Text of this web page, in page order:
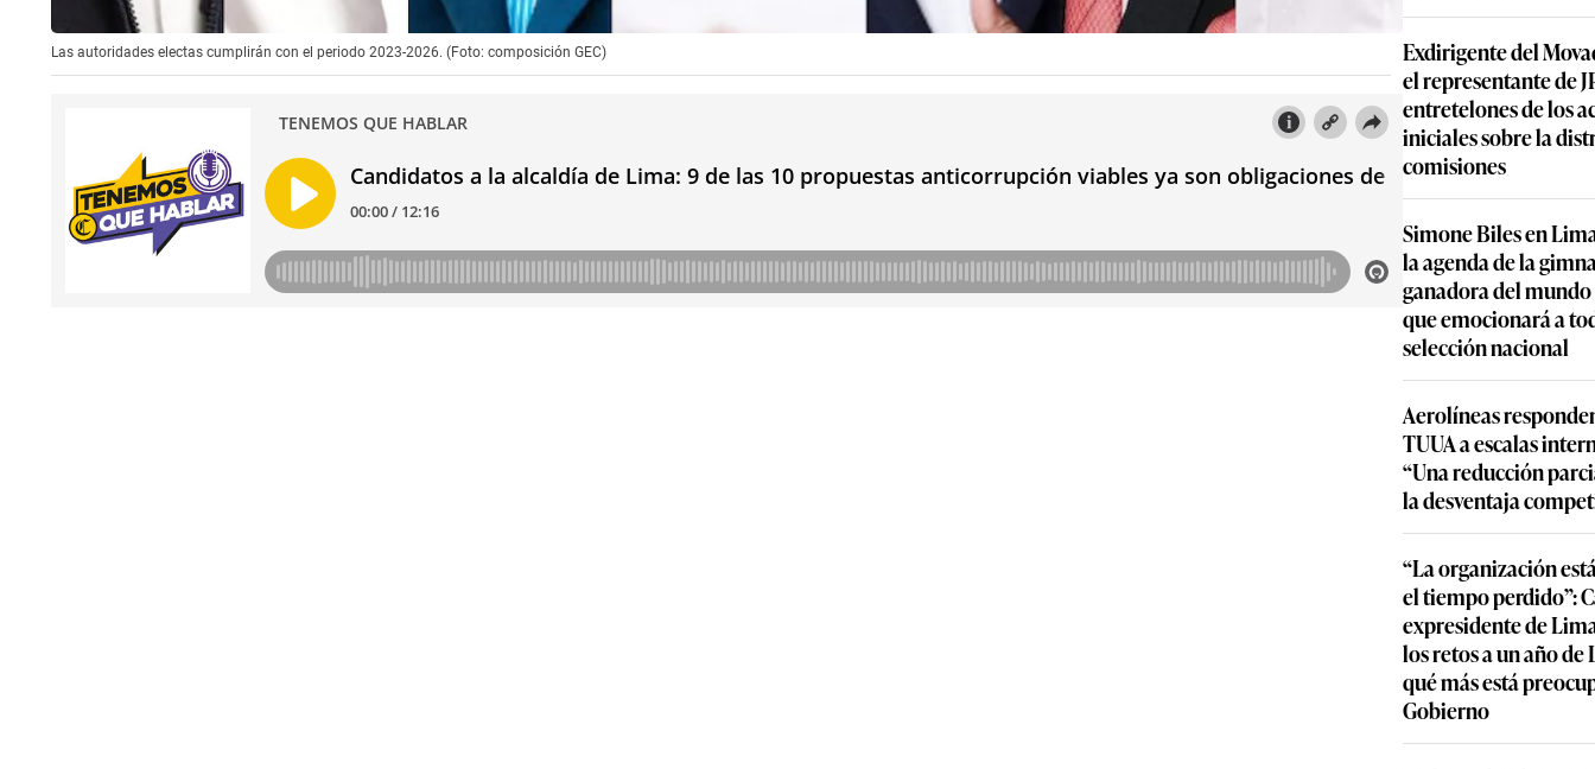
Las autoridades electas cumplirán con el periodo 2023-2026. (Foto: composición GEC)
Exdirigente del
el representante de
entretelones de los
iniciales sobre la
comisiones
Simone Biles en
la agenda de la
ganadora del
que emocionará a
selección nacional
Aerolíneas
TUUA a escalas
“Una reducción
la desventaja
“La organización
el tiempo perdido”:
expresidente de
los retos a un año de
qué más está
Gobierno